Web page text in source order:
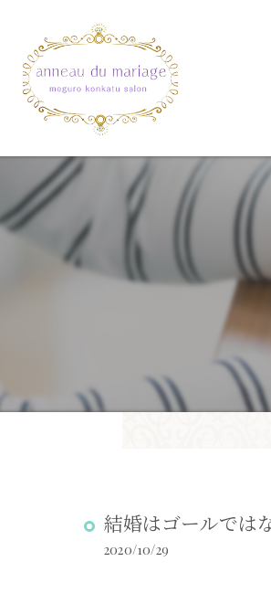
結婚はゴールでは
2020/10/29